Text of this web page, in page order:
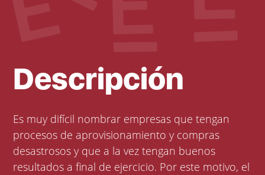
Descripción
Es muy difícil nombrar empresas que tengan
procesos de aprovisionamiento y compras
desastrosos y que a la vez tengan buenos
resultados a final de ejercicio. Por este motivo, el